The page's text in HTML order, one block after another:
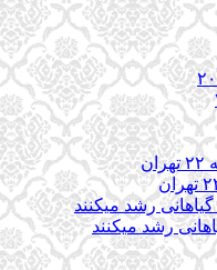
رشد میکنند